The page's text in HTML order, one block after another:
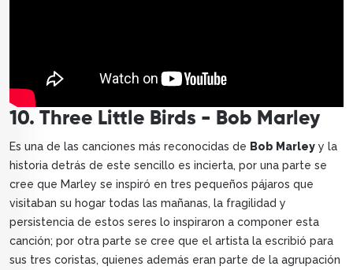
10. Three Little Birds - Bob Marley
Es una de las canciones más reconocidas de Bob Marley y la
historia detrás de este sencillo es incierta, por una parte se
cree que Marley se inspiró en tres pequeños pájaros que
visitaban su hogar todas las mañanas, la fragilidad y
persistencia de estos seres lo inspiraron a componer esta
canción; por otra parte se cree que el artista la escribió para
sus tres coristas, quienes además eran parte de la agrupación